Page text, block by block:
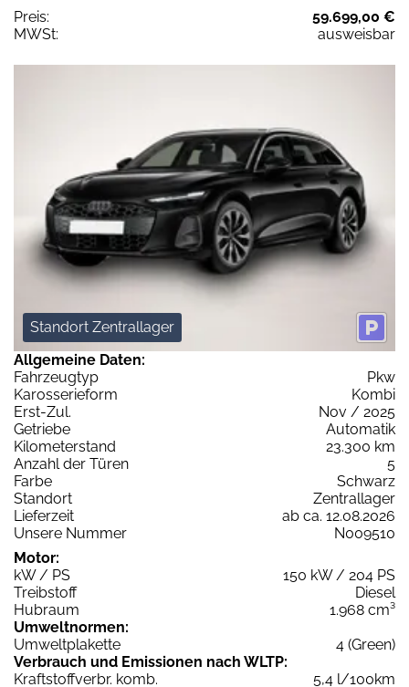
Preis:
59.699,00 €
MWSt:
ausweisbar
Standort Zentrallager
Allgemeine Daten:
Fahrzeugtyp
Pkw
Karosserieform
Kombi
Erst-Zul.
Nov / 2025
Getriebe
Automatik
Kilometerstand
23.300 km
Anzahl der Türen
5
Farbe
Schwarz
Standort
Zentrallager
Lieferzeit
ab ca. 12.08.2026
Unsere Nummer
N009510
Motor:
kW / PS
150 kW / 204 PS
Treibstoff
Diesel
Hubraum
1.968 cm³
Umweltnormen:
Umweltplakette
4 (Green)
Verbrauch und Emissionen nach WLTP:
Kraftstoffverbr. komb.
5,4 l/100km